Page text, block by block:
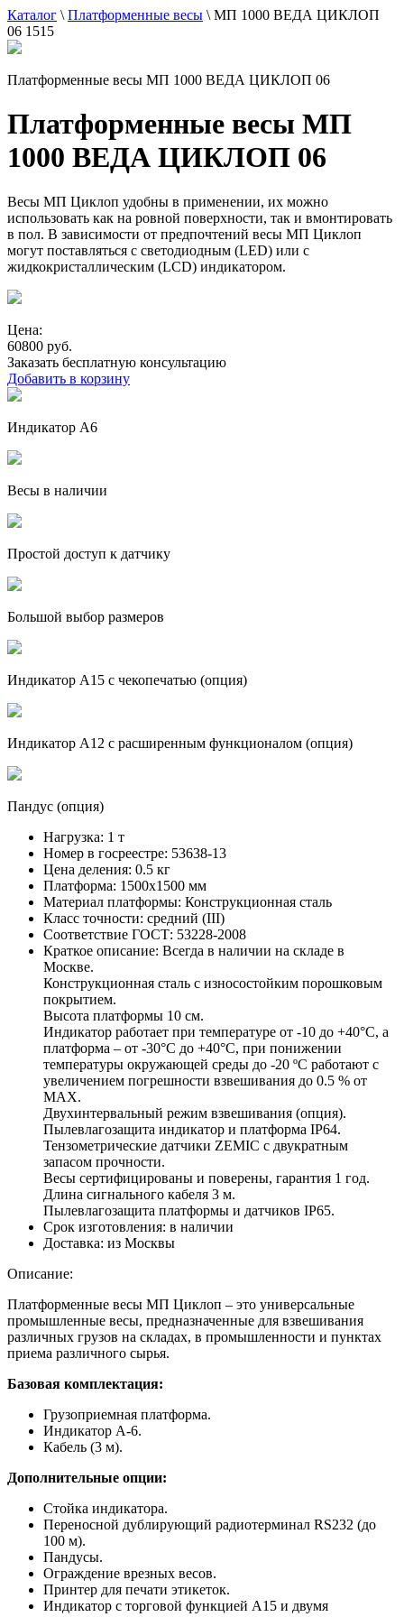
Каталог \ Платформенные весы \ МП 1000 ВЕДА ЦИКЛОП
06 1515
Платформенные весы МП 1000 ВЕДА ЦИКЛОП 06
Платформенные весы МП
1000 ВЕДА ЦИКЛОП 06
Весы МП Циклоп удобны в применении, их можно
использовать как на ровной поверхности, так и вмонтировать
в пол. В зависимости от предпочтений весы МП Циклоп
могут поставляться с светодиодным (LED) или с
жидкокристаллическим (LCD) индикатором.
Цена:
60800 руб.
Заказать бесплатную консультацию
Добавить в корзину
Индикатор А6
Весы в наличии
Простой доступ к датчику
Большой выбор размеров
Индикатор А15 с чекопечатью (опция)
Индикатор А12 с расширенным функционалом (опция)
Пандус (опция)
Нагрузка: 1 т
Номер в госреестре: 53638-13
Цена деления: 0.5 кг
Платформа: 1500х1500 мм
Материал платформы: Конструкционная сталь
Класс точности: средний (III)
Соответствие ГОСТ: 53228-2008
Краткое описание: Всегда в наличии на складе в
Москве.
Конструкционная сталь с износостойким порошковым
покрытием.
Высота платформы 10 см.
Индикатор работает при температуре от -10 до +40°С, а
платформа – от -30°С до +40°С, при понижении
температуры окружающей среды до -20 ºС работают с
увеличением погрешности взвешивания до 0.5 % от
MAX.
Двухинтервальный режим взвешивания (опция).
Пылевлагозащита индикатор и платформа IP64.
Тензометрические датчики ZEMIC с двукратным
запасом прочности.
Весы сертифицированы и поверены, гарантия 1 год.
Длина сигнального кабеля 3 м.
Пылевлагозащита платформы и датчиков IP65.
Срок изготовления: в наличии
Доставка: из Москвы
Описание:
Платформенные весы МП Циклоп – это универсальные
промышленные весы, предназначенные для взвешивания
различных грузов на складах, в промышленности и пунктах
приема различного сырья.
Базовая комплектация:
Грузоприемная платформа.
Индикатор А-6.
Кабель (3 м).
Дополнительные опции:
Стойка индикатора.
Переносной дублирующий радиотерминал RS232 (до
100 м).
Пандусы.
Ограждение врезных весов.
Принтер для печати этикеток.
Индикатор с торговой функцией А15 и двумя